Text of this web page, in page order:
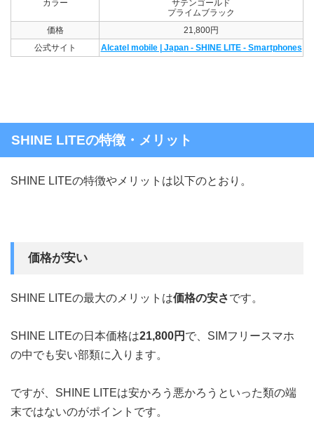
カラー
サテンゴールド
プライムブラック
価格
21,800円
公式サイト
Alcatel mobile | Japan - SHINE LITE - Smartphones
SHINE LITEの特徴・メリット
SHINE LITEの特徴やメリットは以下のとおり。
価格が安い
SHINE LITEの最大のメリットは価格の安さです。
SHINE LITEの日本価格は21,800円 で、SIMフリースマホ
の中でも安い部類に入ります。
ですが、SHINE LITEは安かろう悪かろうといった類の端
末ではないのがポイントです。